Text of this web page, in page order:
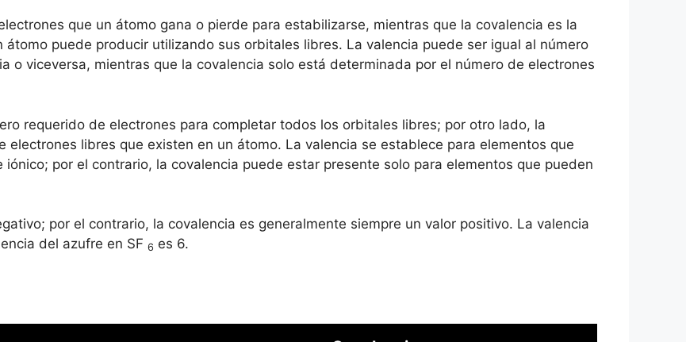
que un átomo gana o pierde para estabilizarse, mientras que la covalencia es la
puede producir utilizando sus orbitales libres. La valencia puede ser igual al número
o viceversa, mientras que la covalencia solo está determinada por el número de electrones
requerido de electrones para completar todos los orbitales libres; por otro lado, la
electrones libres que existen en un átomo. La valencia se establece para elementos que
por el contrario, la covalencia puede estar presente solo para elementos que pueden
por el contrario, la covalencia es generalmente siempre un valor positivo. La valencia
del azufre en SF 6 es 6.